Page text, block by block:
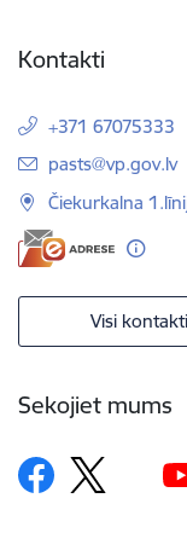
Kontakti
+371 67075333
E-pasts:
pasts@vp.gov.lv
Čiekurkalna
Visi kontakti
Sekojiet mums